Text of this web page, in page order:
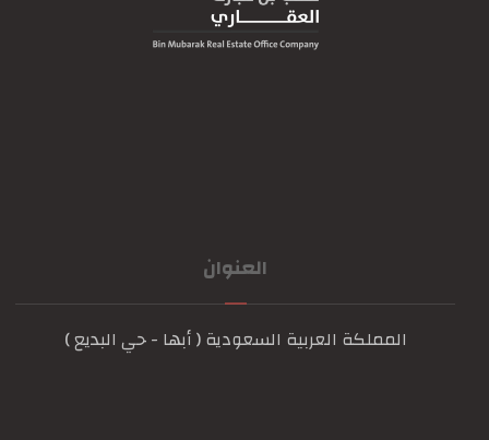
العنوان
المملكة العربية السعودية ( أبها - حي البديع )